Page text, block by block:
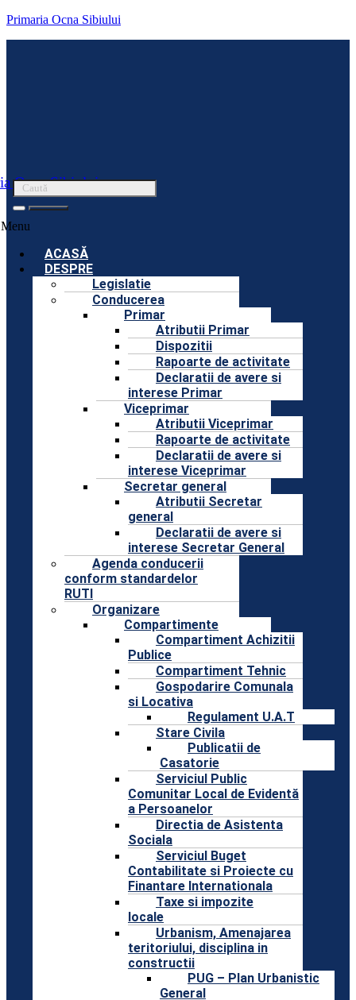
Primaria Ocna Sibiului
Ocna Sibiului
Menu
ACASĂ
DESPRE
Legislatie
Conducerea
Primar
Atributii Primar
Dispozitii
Rapoarte de activitate
Declaratii de avere si
interese Primar
Viceprimar
Atributii Viceprimar
Rapoarte de activitate
Declaratii de avere si
interese Viceprimar
Secretar general
Atributii Secretar
general
Declaratii de avere si
interese Secretar General
Agenda conducerii
conform standardelor
RUTI
Organizare
Compartimente
Compartiment Achizitii
Publice
Compartiment Tehnic
Gospodarire Comunala
si Locativa
Regulament U.A.T
Stare Civila
Publicatii de
Casatorie
Serviciul Public
Comunitar Local de Evidentă
a Persoanelor
Directia de Asistenta
Sociala
Serviciul Buget
Contabilitate si Proiecte cu
Finantare Internationala
Taxe si impozite
locale
Urbanism, Amenajarea
teritoriului, disciplina in
constructii
PUG – Plan Urbanistic
General